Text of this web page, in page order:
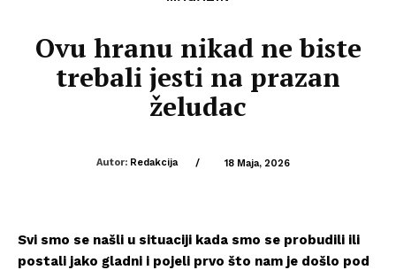
Ovu hranu nikad ne biste
trebali jesti na prazan
želudac
Autor: Redakcija / 18 Maja, 2026
Svi smo se našli u situaciji kada smo se probudili ili
postali jako gladni i pojeli prvo što nam je došlo pod